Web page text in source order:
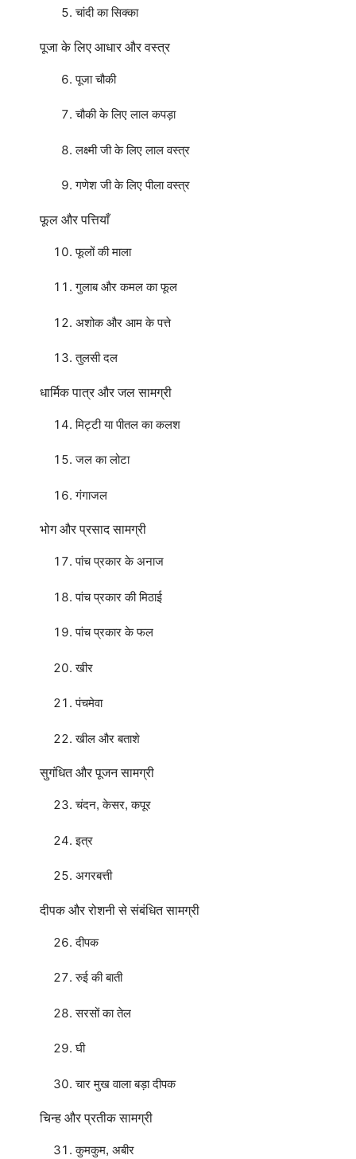
चांदी का सिक्का
पूजा के लिए आधार और वस्त्र
पूजा चौकी
चौकी के लिए लाल कपड़ा
लक्ष्मी जी के लिए लाल वस्त्र
गणेश जी के लिए पीला वस्त्र
फूल और पत्तियाँ
फूलों की माला
गुलाब और कमल का फूल
अशोक और आम के पत्ते
तुलसी दल
धार्मिक पात्र और जल सामग्री
मिट्टी या पीतल का कलश
जल का लोटा
गंगाजल
भोग और प्रसाद सामग्री
पांच प्रकार के अनाज
पांच प्रकार की मिठाई
पांच प्रकार के फल
खीर
पंचमेवा
खील और बताशे
सुगंधित और पूजन सामग्री
चंदन, केसर, कपूर
इत्र
अगरबत्ती
दीपक और रोशनी से संबंधित सामग्री
दीपक
रुई की बाती
सरसों का तेल
घी
चार मुख वाला बड़ा दीपक
चिन्ह और प्रतीक सामग्री
कुमकुम, अबीर